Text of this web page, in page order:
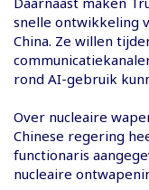
snelle ontwikkeling
China. Ze willen
rond AI-gebruik
Over nucleaire
Chinese regering
functionaris
nucleaire